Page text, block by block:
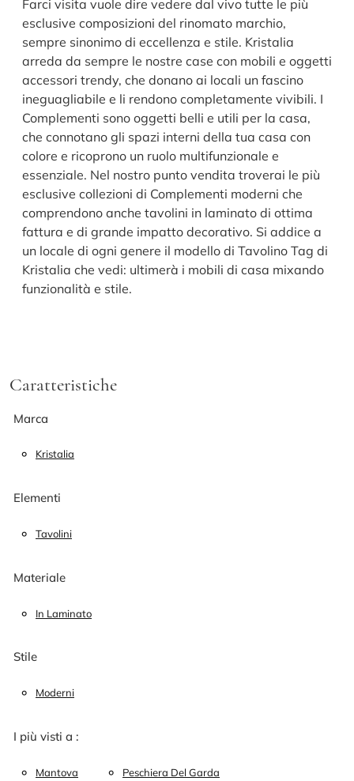
Farci visita vuole dire vedere dal vivo tutte le più
esclusive composizioni del rinomato marchio,
sempre sinonimo di eccellenza e stile. Kristalia
arreda da sempre le nostre case con mobili e oggetti
accessori trendy, che donano ai locali un fascino
ineguagliabile e li rendono completamente vivibili. I
Complementi sono oggetti belli e utili per la casa,
che connotano gli spazi interni della tua casa con
colore e ricoprono un ruolo multifunzionale e
essenziale. Nel nostro punto vendita troverai le più
esclusive collezioni di Complementi moderni che
comprendono anche tavolini in laminato di ottima
fattura e di grande impatto decorativo. Si addice a
un locale di ogni genere il modello di Tavolino Tag di
Kristalia che vedi: ultimerà i mobili di casa mixando
funzionalità e stile.
Caratteristiche
Marca
Kristalia
Elementi
Tavolini
Materiale
In Laminato
Stile
Moderni
I più visti a :
Mantova Peschiera Del Garda